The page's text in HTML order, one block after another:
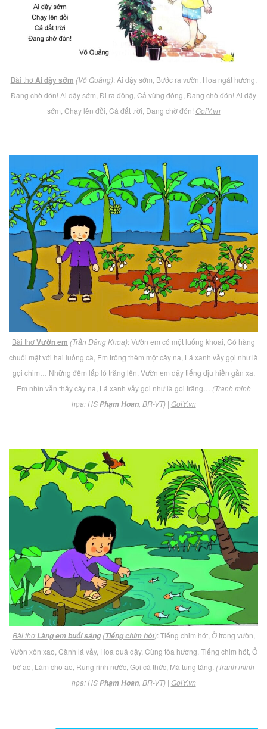
Bài thơAi dậy sớm (Võ Quảng): Ai dậy sớm, Bước ra vườn, Hoa ngát hương,
Đang chờ đón! Ai dậy sớm, Đi ra đồng, Cả vừng đông, Đang chờ đón! Ai dậy
sớm, Chạy lên đồi, Cả đất trời, Đang chờ đón! GoiY.vn
Bài thơVườn em (Trần Đăng Khoa): Vườn em có một luống khoai, Có hàng
chuối mật với hai luống cà, Em trồng thêm một cây na, Lá xanh vẫy gọi như là
gọi chim… Những đêm lấp ló trăng lên, Vườn em dậy tiếng dịu hiền gần xa,
Em nhìn vẫn thấy cây na, Lá xanh vẫy gọi như là gọi trăng… (Tranh minh
họa: HSPhạm Hoan, BR-VT)| GoiY.vn
Bài thơLàng em buổi sáng(Tiếng chim hót): Tiếng chim hót, Ở trong vườn,
Vườn xôn xao, Cành lá vẫy, Hoa quả dậy, Cùng tỏa hương. Tiếng chim hót, Ở
bờ ao, Làm cho ao, Rung rinh nước, Gọi cá thức, Mà tung tăng. (Tranh minh
họa: HSPhạm Hoan, BR-VT)| GoiY.vn